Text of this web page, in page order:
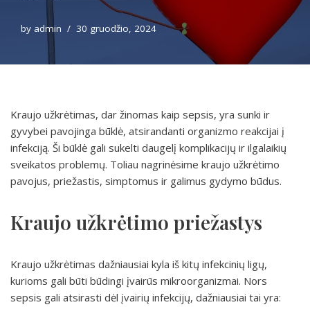
by admin 30 gruodžio, 2024
Kraujo užkrėtimas, dar žinomas kaip sepsis, yra sunki ir
gyvybei pavojinga būklė, atsirandanti organizmo reakcijai į
infekciją. Ši būklė gali sukelti daugelį komplikacijų ir ilgalaikių
sveikatos problemų. Toliau nagrinėsime kraujo užkrėtimo
pavojus, priežastis, simptomus ir galimus gydymo būdus.
Kraujo užkrėtimo priežastys
Kraujo užkrėtimas dažniausiai kyla iš kitų infekcinių ligų,
kurioms gali būti būdingi įvairūs mikroorganizmai. Nors
sepsis gali atsirasti dėl įvairių infekcijų, dažniausiai tai yra: